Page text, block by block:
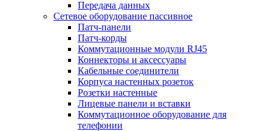
Передача данных
Сетевое оборудование пассивное
Патч-панели
Патч-корды
Коммутационные модули RJ45
Коннекторы и аксессуары
Кабельные соединители
Корпуса настенных розеток
Розетки настенные
Лицевые панели и вставки
Коммутационное оборудование для
телефонии